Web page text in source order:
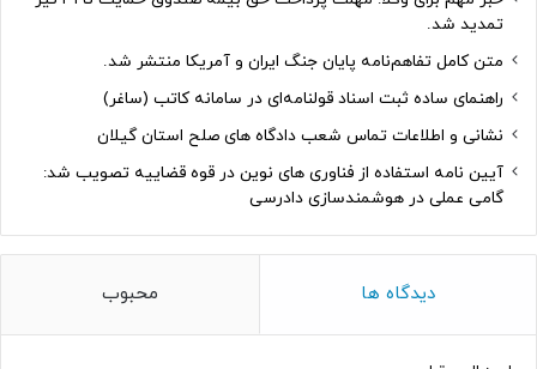
تمدید شد.
متن کامل تفاهم‌نامه پایان جنگ ایران و آمریکا منتشر شد.
راهنمای ساده ثبت اسناد قولنامه‌ای در سامانه کاتب (ساغر)
نشانی و اطلاعات تماس شعب دادگاه های صلح استان گیلان
آیین نامه استفاده از فناوری های نوین در قوه قضاییه تصویب شد:
گامی عملی در هوشمندسازی دادرسی
دیدگاه ها محبوب